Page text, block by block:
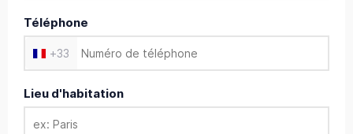
Téléphone
+33
Lieu d'habitation